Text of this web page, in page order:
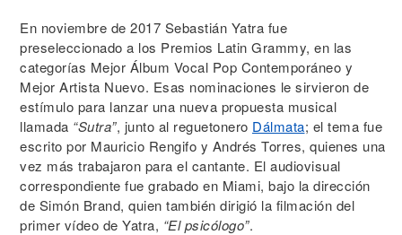
En noviembre de 2017 Sebastián Yatra fue
preseleccionado a los Premios Latin Grammy, en las
categorías Mejor Álbum Vocal Pop Contemporáneo y
Mejor Artista Nuevo. Esas nominaciones le sirvieron de
estímulo para lanzar una nueva propuesta musical
llamada “Sutra”, junto al reguetonero Dálmata; el tema fue
escrito por Mauricio Rengifo y Andrés Torres, quienes una
vez más trabajaron para el cantante. El audiovisual
correspondiente fue grabado en Miami, bajo la dirección
de Simón Brand, quien también dirigió la filmación del
primer vídeo de Yatra, “El psicólogo”.